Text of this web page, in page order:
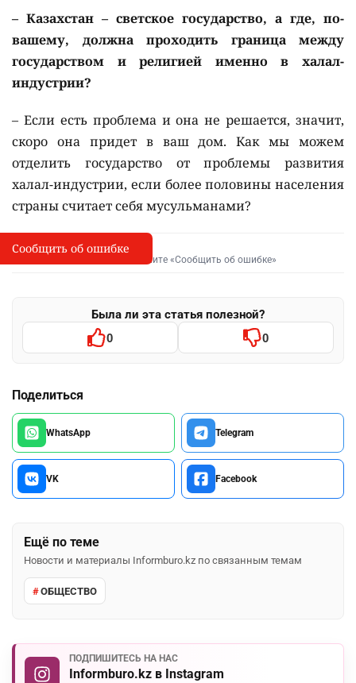
– Казахстан – светское государство, а где, по-
вашему, должна проходить граница между
государством и религией именно в халал-
индустрии?
– Если есть проблема и она не решается, значит,
скоро она придет в ваш дом. Как мы можем
отделить государство от проблемы развития
халал-индустрии, если более половины населения
страны считает себя мусульманами?
I
Сообщить об опечатке
Выделите фрагмент и нажмите «Сообщить об ошибке»
Была ли эта статья полезной?
0 0
Поделиться
WhatsApp Telegram
VK Facebook
Ещё по теме
Новости и материалы Informburo.kz по связанным темам
ОБЩЕСТВО
ПОДПИШИТЕСЬ НА НАС
Informburo.kz в Instagram
Сообщить об ошибке